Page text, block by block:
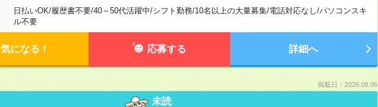
日払いOK/履歴書不要/40～50代活躍中/シフト勤務/10名以上の大量募集/電話対応なし/パソコンスキ
ル不要
気になる！ 応募する 詳細へ
掲載日：2026.08.06
未読